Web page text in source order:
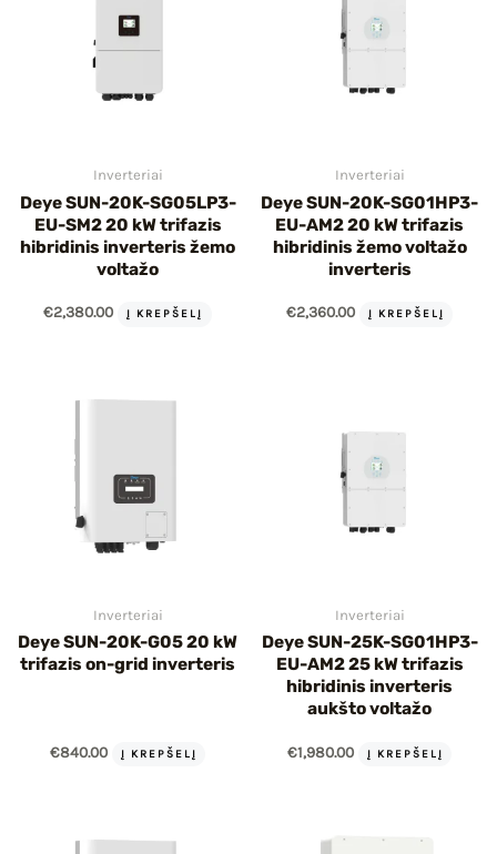
Inverteriai
Deye SUN-20K-SG05LP3-
EU-SM2 20 kW trifazis
hibridinis inverteris žemo
voltažo
€2,380.00 Į KREPŠELĮ
Inverteriai
Deye SUN-20K-SG01HP3-
EU-AM2 20 kW trifazis
hibridinis žemo voltažo
inverteris
€2,360.00 Į KREPŠELĮ
Inverteriai
Deye SUN-20K-G05 20 kW
trifazis on-grid inverteris
€840.00 Į KREPŠELĮ
Inverteriai
Deye SUN-25K-SG01HP3-
EU-AM2 25 kW trifazis
hibridinis inverteris
aukšto voltažo
€1,980.00 Į KREPŠELĮ